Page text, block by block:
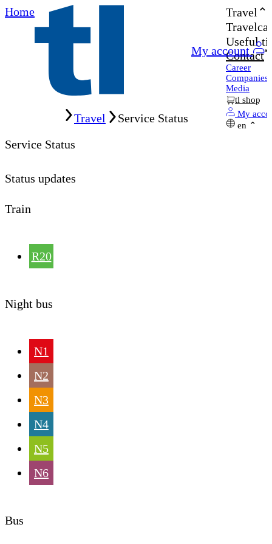
Home
My account
Travel
Useful
Contact
Career
Companies
Media
tl shop
My
en
Travel
Service Status
Service Status
Status updates
Train
R20
Night bus
N1
N2
N3
N4
N5
N6
Bus